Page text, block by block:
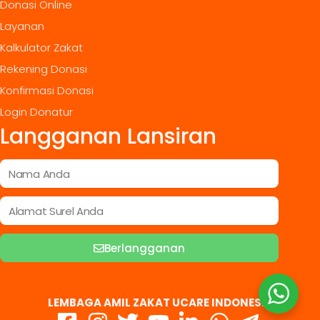
Donasi Online
Layanan
Kalkulator Zakat
Rekening Donasi
Konfirmasi Donasi
Login Donatur
Langganan Lansiran
Berlangganan
LEMBAGA AMIL ZAKAT UCARE INDONESIA